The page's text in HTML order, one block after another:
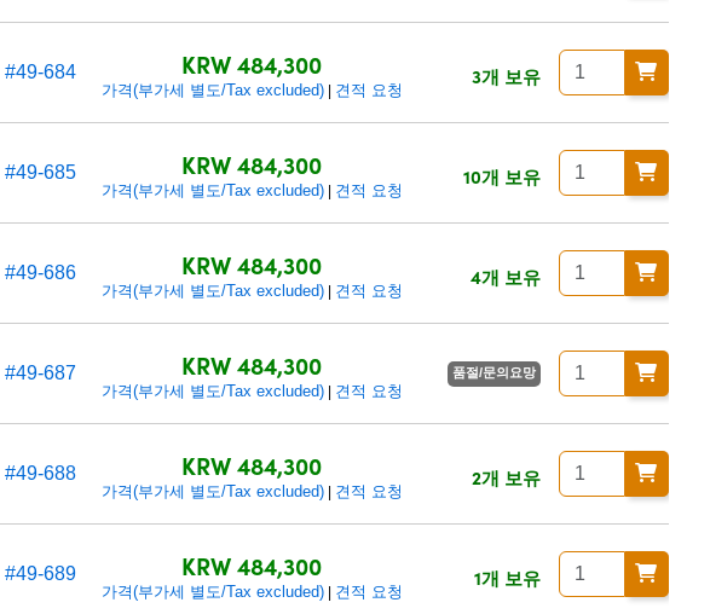
#49-684 KRW 484,300
가격(부가세 별도/Tax excluded)| 견적 요청
3개 보유
#49-685 KRW 484,300
가격(부가세 별도/Tax excluded)| 견적 요청
10개 보유
#49-686 KRW 484,300
가격(부가세 별도/Tax excluded)| 견적 요청
4개 보유
#49-687 KRW 484,300
가격(부가세 별도/Tax excluded)| 견적 요청
품절/문의요망
#49-688 KRW 484,300
가격(부가세 별도/Tax excluded)| 견적 요청
2개 보유
#49-689 KRW 484,300
가격(부가세 별도/Tax excluded)| 견적 요청
1개 보유